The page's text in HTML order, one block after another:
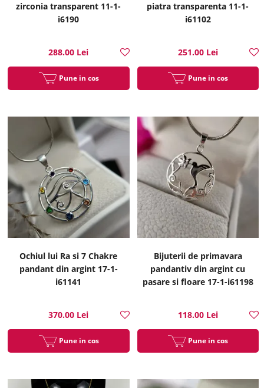
zirconia transparent 11-1-
i6190
288.00 Lei
Pune in cos
piatra transparenta 11-1-
i61102
251.00 Lei
Pune in cos
Ochiul lui Ra si 7 Chakre
pandant din argint 17-1-
i61141
370.00 Lei
Pune in cos
Bijuterii de primavara
pandantiv din argint cu
pasare si floare 17-1-i61198
118.00 Lei
Pune in cos